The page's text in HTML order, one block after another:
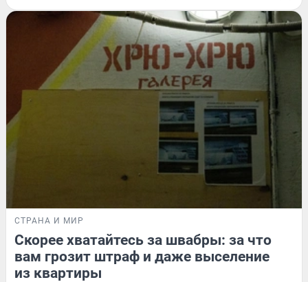
СТРАНА И МИР
Скорее хватайтесь за швабры: за что
вам грозит штраф и даже выселение
из квартиры